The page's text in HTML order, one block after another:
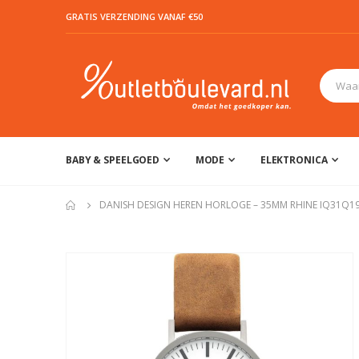
GRATIS VERZENDING VANAF €50
BABY & SPEELGOED MODE ELEKTRONICA
DANISH DESIGN HEREN HORLOGE – 35MM RHINE